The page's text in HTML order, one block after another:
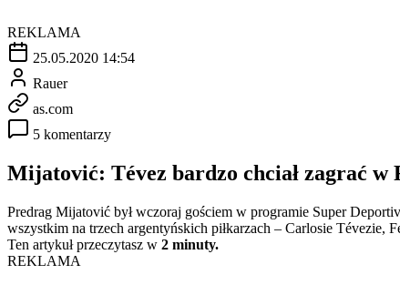
REKLAMA
25.05.2020 14:54
Rauer
as.com
5 komentarzy
Mijatović: Tévez bardzo chciał zagrać w
Predrag Mijatović był wczoraj gościem w programie Super
wszystkim na trzech argentyńskich piłkarzach – Carlosie Tévezie,
Ten artykuł przeczytasz w 2 minuty.
REKLAMA